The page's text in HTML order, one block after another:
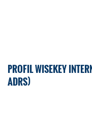
PROFIL WISEKEY
ADRS)